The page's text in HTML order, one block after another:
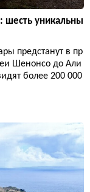
шесть уникальны
предстанут в пр
Шенонсо до Али
более 200 000